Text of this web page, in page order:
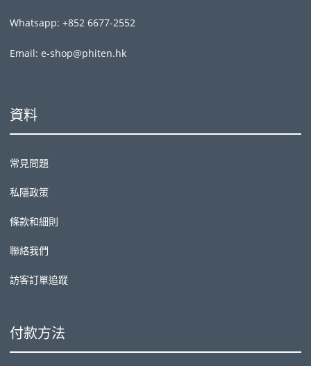
Whatsapp: +852 6677-2552
Email: e-shop@phiten.hk
資料
常見問題
私隱政策
條款和細則
聯絡我們
訪客訂單追蹤
付款方法